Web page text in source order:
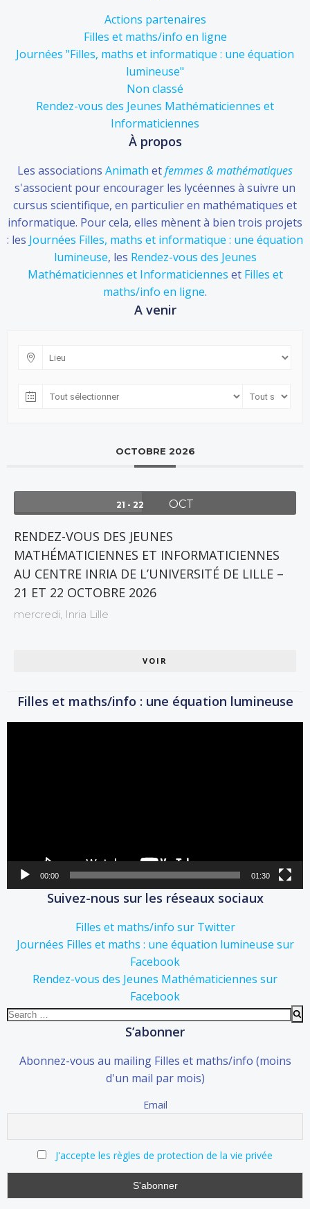
Actions partenaires
Filles et maths/info en ligne
Journées "Filles, maths et informatique : une équation
lumineuse"
Non classé
Rendez-vous des Jeunes Mathématiciennes et
Informaticiennes
À propos
Les associations Animath etfemmes & mathématiques
s'associent pour encourager les lycéennes à suivre un
cursus scientifique, en particulier en mathématiques et
informatique. Pour cela, elles mènent à bien trois projets
: les Journées Filles, maths et informatique : une équation
lumineuse, les Rendez-vous des Jeunes
Mathématiciennes et Informaticiennes et Filles et
maths/info en ligne.
A venir
OCTOBRE 2026
21 - 22 OCT
RENDEZ-VOUS DES JEUNES
MATHÉMATICIENNES ET INFORMATICIENNES
AU CENTRE INRIA DE L’UNIVERSITÉ DE LILLE –
21 ET 22 OCTOBRE 2026
mercredi, Inria Lille
VOIR
Filles et maths/info : une équation lumineuse
00:00 01:30
Suivez-nous sur les réseaux sociaux
Filles et maths/info sur Twitter
Journées Filles et maths : une équation lumineuse sur
Facebook
Rendez-vous des Jeunes Mathématiciennes sur
Facebook
Search
S’abonner
Abonnez-vous au mailing Filles et maths/info (moins
d'un mail par mois)
Email
J'accepte les règles de protection de la vie privée